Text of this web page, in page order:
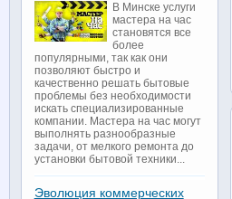
В Минске услуги
мастера на час
становятся все
более
популярными, так как они
позволяют быстро и
качественно решать бытовые
проблемы без необходимости
искать специализированные
компании. Мастера на час могут
выполнять разнообразные
задачи, от мелкого ремонта до
установки бытовой техники...
Эволюция коммерческих